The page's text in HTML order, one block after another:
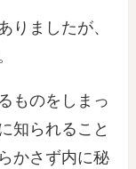
りましたが、
ものをしまっ
知られること
かさず内に秘